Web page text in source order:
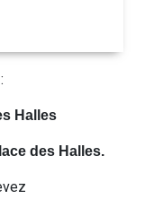
Halles
des Halles.